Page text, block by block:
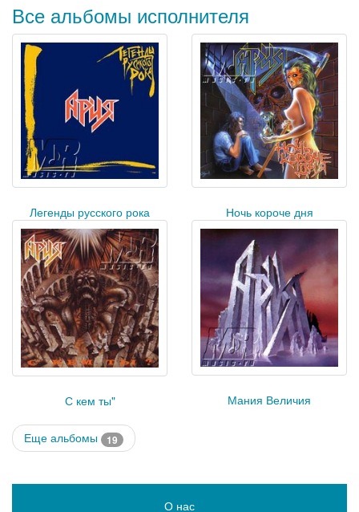
Все альбомы исполнителя
Легенды русского рока Ночь короче дня
С кем ты" Мания Величия
Еще альбомы 19
О нас